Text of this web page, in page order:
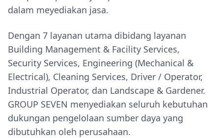
dalam meyediakan jasa.
Dengan 7 layanan utama dibidang layanan
Building Management & Facility Services,
Security Services, Engineering (Mechanical &
Electrical), Cleaning Services, Driver / Operator,
Industrial Operator, dan Landscape & Gardener.
GROUP SEVEN menyediakan seluruh kebutuhan
dukungan pengelolaan sumber daya yang
dibutuhkan oleh perusahaan.